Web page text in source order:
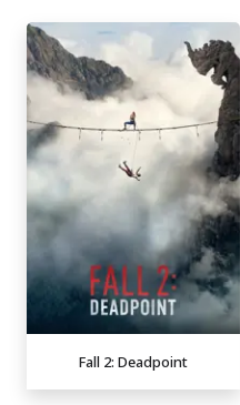
Fall 2: Deadpoint